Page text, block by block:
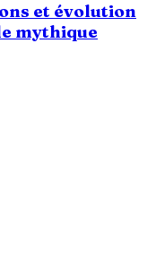
et évolution
mythique